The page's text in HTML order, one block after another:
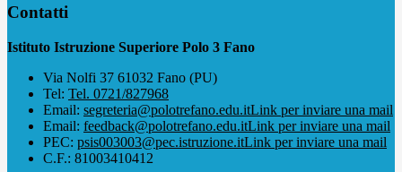
Contatti
Istituto Istruzione Superiore Polo 3 Fano
Via Nolfi 37 61032 Fano (PU)
Tel: Tel. 0721/827968
Email: segreteria@polotrefano.e​du.itLink per inviare una mail
Email: feedback@polotrefano.edu.itLink per inviare una mail
PEC: psis003003@pec.istruzione.itLink per inviare una mail
C.F.: 81003410412